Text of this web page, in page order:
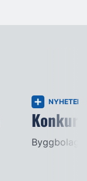
NYHETER
Byggbolag